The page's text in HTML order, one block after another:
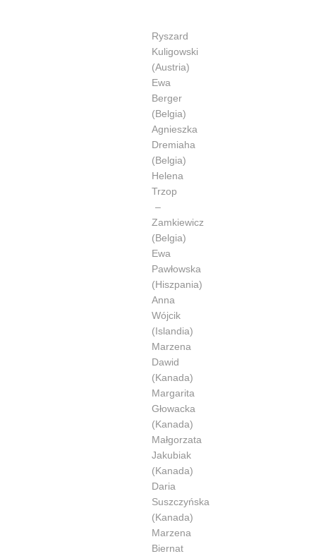
Ryszard
Kuligowski
(Austria)
Ewa
Berger
(Belgia)
Agnieszka
Dremiaha
(Belgia)
Helena
Trzop
–
Zamkiewicz
(Belgia)
Ewa
Pawłowska
(Hiszpania)
Anna
Wójcik
(Islandia)
Marzena
Dawid
(Kanada)
Margarita
Głowacka
(Kanada)
Małgorzata
Jakubiak
(Kanada)
Daria
Suszczyńska
(Kanada)
Marzena
Biernat